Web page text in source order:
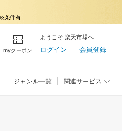
myクーポン
ようこそ 楽天市場へ
ログイン 会員登録
ジャンル一覧 関連サービス